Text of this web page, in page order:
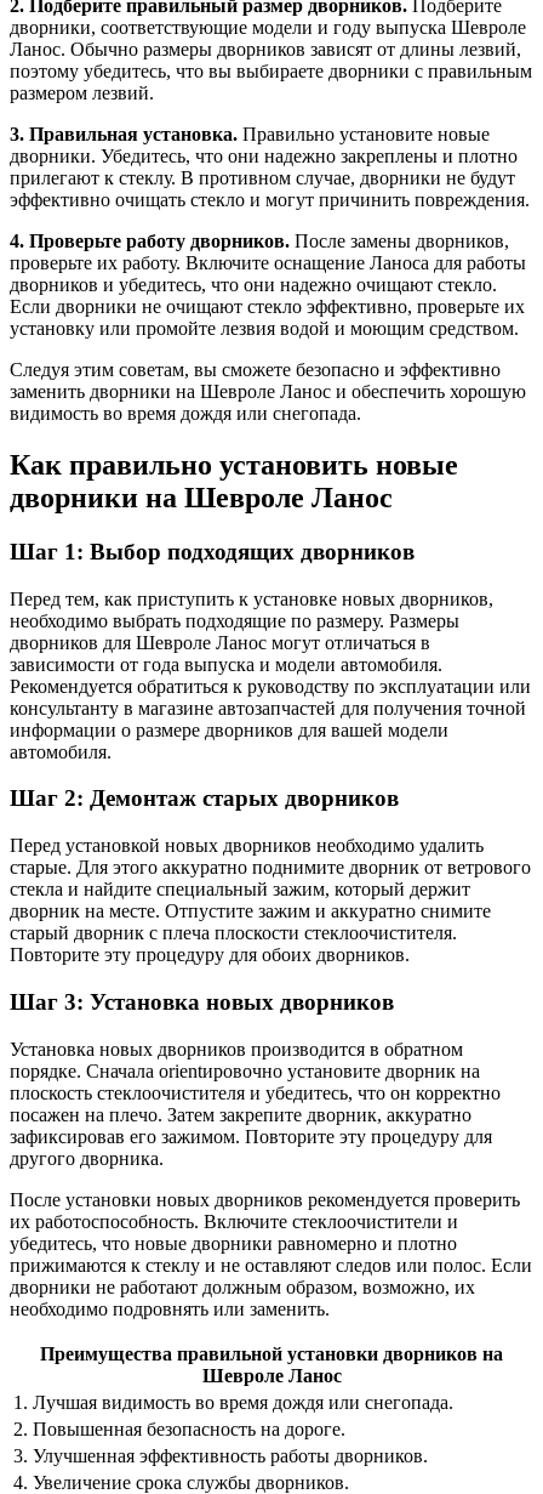
2. Подберите правильный размер дворников. Подберите
дворники, соответствующие модели и году выпуска Шевроле
Ланос. Обычно размеры дворников зависят от длины лезвий,
поэтому убедитесь, что вы выбираете дворники с правильным
размером лезвий.
3. Правильная установка. Правильно установите новые
дворники. Убедитесь, что они надежно закреплены и плотно
прилегают к стеклу. В противном случае, дворники не будут
эффективно очищать стекло и могут причинить повреждения.
4. Проверьте работу дворников. После замены дворников,
проверьте их работу. Включите оснащение Ланоса для работы
дворников и убедитесь, что они надежно очищают стекло.
Если дворники не очищают стекло эффективно, проверьте их
установку или промойте лезвия водой и моющим средством.
Следуя этим советам, вы сможете безопасно и эффективно
заменить дворники на Шевроле Ланос и обеспечить хорошую
видимость во время дождя или снегопада.
Как правильно установить новые
дворники на Шевроле Ланос
Шаг 1: Выбор подходящих дворников
Перед тем, как приступить к установке новых дворников,
необходимо выбрать подходящие по размеру. Размеры
дворников для Шевроле Ланос могут отличаться в
зависимости от года выпуска и модели автомобиля.
Рекомендуется обратиться к руководству по эксплуатации или
консультанту в магазине автозапчастей для получения точной
информации о размере дворников для вашей модели
автомобиля.
Шаг 2: Демонтаж старых дворников
Перед установкой новых дворников необходимо удалить
старые. Для этого аккуратно поднимите дворник от ветрового
стекла и найдите специальный зажим, который держит
дворник на месте. Отпустите зажим и аккуратно снимите
старый дворник с плеча плоскости стеклоочистителя.
Повторите эту процедуру для обоих дворников.
Шаг 3: Установка новых дворников
Установка новых дворников производится в обратном
порядке. Сначала оrientировочно установите дворник на
плоскость стеклоочистителя и убедитесь, что он корректно
посажен на плечо. Затем закрепите дворник, аккуратно
зафиксировав его зажимом. Повторите эту процедуру для
другого дворника.
После установки новых дворников рекомендуется проверить
их работоспособность. Включите стеклоочистители и
убедитесь, что новые дворники равномерно и плотно
прижимаются к стеклу и не оставляют следов или полос. Если
дворники не работают должным образом, возможно, их
необходимо подровнять или заменить.
Преимущества правильной установки дворников на
Шевроле Ланос
1. Лучшая видимость во время дождя или снегопада.
2. Повышенная безопасность на дороге.
3. Улучшенная эффективность работы дворников.
4. Увеличение срока службы дворников.